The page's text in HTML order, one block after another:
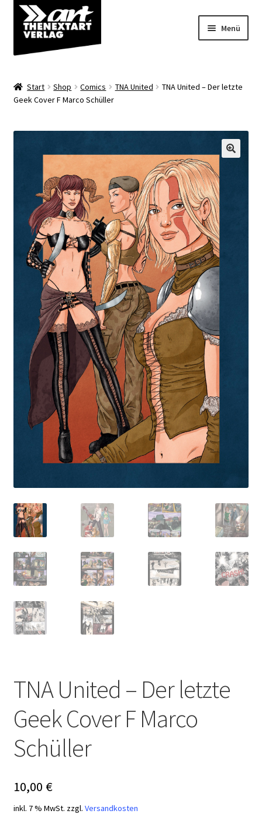
Zur
Navigation
springen
Zum
Inhalt
springen
Menü
Shop
Über uns
Start Shop Comics TNA United
TNA United – Der letzte
Geek Cover F Marco Schüller
TNA United – Der letzte
Geek Cover F Marco
Schüller
10,00 €
inkl. 7 % MwSt. zzgl. Versandkosten